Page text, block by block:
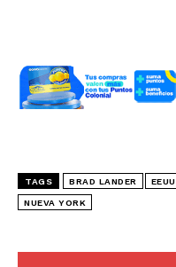
TAGS BRAD LANDER EEUU
NUEVA YORK